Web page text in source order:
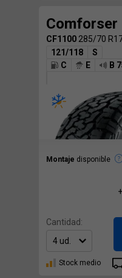
Comforser
CF1100 285/70
121/118
S
C
E B
Montaje disponible
Cantidad:
Stock medio